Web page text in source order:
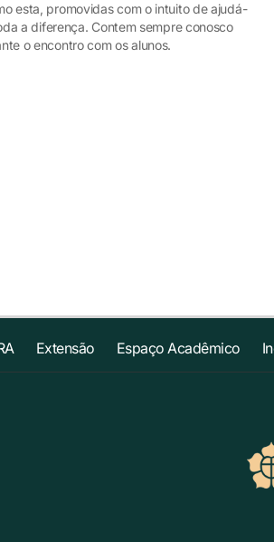
esta, promovidas com o intuito de ajudá-
a diferença. Contem sempre conosco
o encontro com os alunos.
Extensão Espaço Acadêmico